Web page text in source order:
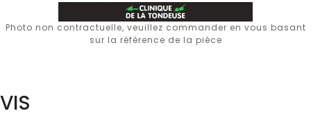
Photo non contractuelle, veuillez commander en vous basant
sur la référence de la pièce
VIS